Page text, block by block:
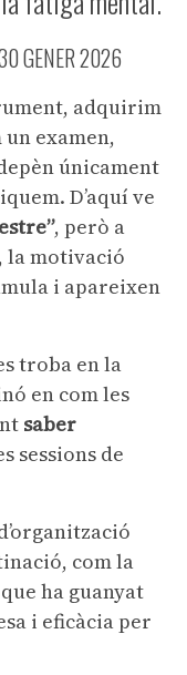
GENER 2026
adquirim
examen,
únicament
D’aquí ve
, però a
la motivació
i apareixen
troba en la
en com les
saber
sessions de
com la
ha guanyat
i eficàcia per